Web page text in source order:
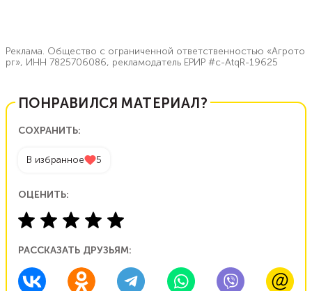
Реклама. Общество с ограниченной ответственностью «Агрото
рг», ИНН 7825706086, рекламодатель ЕРИР #c-AtqR-19625
ПОНРАВИЛСЯ МАТЕРИАЛ?
СОХРАНИТЬ:
В избранное 5
ОЦЕНИТЬ:
РАССКАЗАТЬ ДРУЗЬЯМ: